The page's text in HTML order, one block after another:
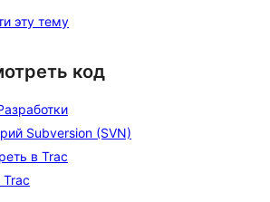
эту тему
код
Subversion (SVN)
в Trac